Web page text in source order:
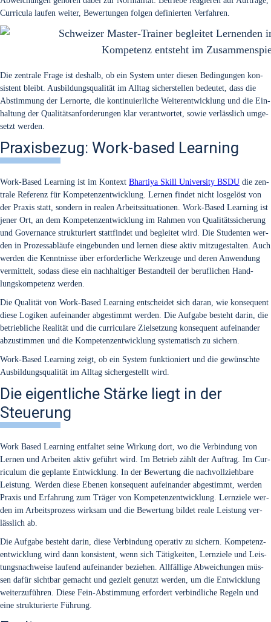
Cur­ri­cu­la lau­fen wei­ter, Bewer­tun­gen fol­gen defi­nier­ten Ver­fah­ren.
Kom­pe­tenz ent­steht im
Die zen­tra­le Fra­ge ist des­halb, ob ein Sys­tem unter die­sen Bedin­gun­gen kon­
sis­tent bleibt. Aus­bil­dungs­qua­li­tät im All­tag sicher­stel­len bedeu­tet, dass die
Abstim­mung der Lern­or­te, die kon­ti­nu­ier­li­che Wei­ter­ent­wick­lung und die Ein­
hal­tung der Qua­li­täts­an­for­de­run­gen klar ver­ant­wor­tet, sowie ver­läss­lich umge­
setzt wer­den.
Praxisbezug: Work-based Learning
Work-Based Lear­ning ist im Kon­text Bhar­ti­ya Skill Uni­ver­si­ty BSDU die zen­
tra­le Refe­renz für Kom­pe­tenz­ent­wick­lung. Ler­nen fin­det nicht los­ge­löst von
der Pra­xis statt, son­dern in rea­len Arbeits­si­tua­tio­nen. Work-Based Lear­ning ist
jener Ort, an dem Kom­pe­tenz­ent­wick­lung im Rah­men von Qua­li­täts­si­che­rung
und Gover­nan­ce struk­tu­riert statt­fin­det und beglei­tet wird. Die Stu­den­ten wer­
den in Pro­zess­ab­läu­fe ein­ge­bun­den und ler­nen die­se aktiv mit­zu­ge­stal­ten. Auch
wer­den die Kennt­nis­se über erfor­der­li­che Werk­zeu­ge und deren Anwen­dung
ver­mit­telt, sodass die­se ein nach­hal­ti­ger Bestand­teil der beruf­li­chen Hand­
lungs­kom­pe­tenz wer­den.
Die Qua­li­tät von Work-Based Lear­ning ent­schei­det sich dar­an, wie kon­se­quent
die­se Logi­ken auf­ein­an­der abge­stimmt wer­den. Die Auf­ga­be besteht dar­in, die
betrieb­li­che Rea­li­tät und die cur­ri­cu­la­re Ziel­set­zung kon­se­quent auf­ein­an­der
abzu­stim­men und die Kom­pe­tenz­ent­wick­lung sys­te­ma­tisch zu sichern.
Work-Based Lear­ning zeigt, ob ein Sys­tem funk­tio­niert und die gewünsch­te
Aus­bil­dungs­qua­li­tät im All­tag sicher­ge­stellt wird.
Die eigentliche Stärke liegt in der
Steuerung
Work Based Lear­ning ent­fal­tet sei­ne Wir­kung dort, wo die Ver­bin­dung von
Ler­nen und Arbei­ten aktiv geführt wird. Im Betrieb zählt der Auf­trag. Im Cur­
ri­cu­lum die geplan­te Ent­wick­lung. In der Bewer­tung die nach­voll­zieh­ba­re
Leis­tung. Wer­den die­se Ebe­nen kon­se­quent auf­ein­an­der abge­stimmt, wer­den
Pra­xis und Erfah­rung zum Trä­ger von Kom­pe­tenz­ent­wick­lung. Lern­zie­le wer­
den im Arbeits­pro­zess wirk­sam und die Bewer­tung bil­det rea­le Leis­tung ver­
läss­lich ab.
Die Auf­ga­be besteht dar­in, die­se Ver­bin­dung ope­ra­tiv zu sichern. Kom­pe­tenz­
ent­wick­lung wird dann kon­sis­tent, wenn sich Tätig­kei­ten, Lern­zie­le und Leis­
tungs­nach­wei­se lau­fend auf­ein­an­der bezie­hen. All­fäl­li­ge Abwei­chun­gen müs­
sen dafür sicht­bar gemacht und gezielt genutzt wer­den, um die Ent­wick­lung
wei­ter­zu­füh­ren. Die­se Fein-Abstim­mung erfor­dert ver­bind­li­che Regeln und
eine struk­tu­rier­te Füh­rung.